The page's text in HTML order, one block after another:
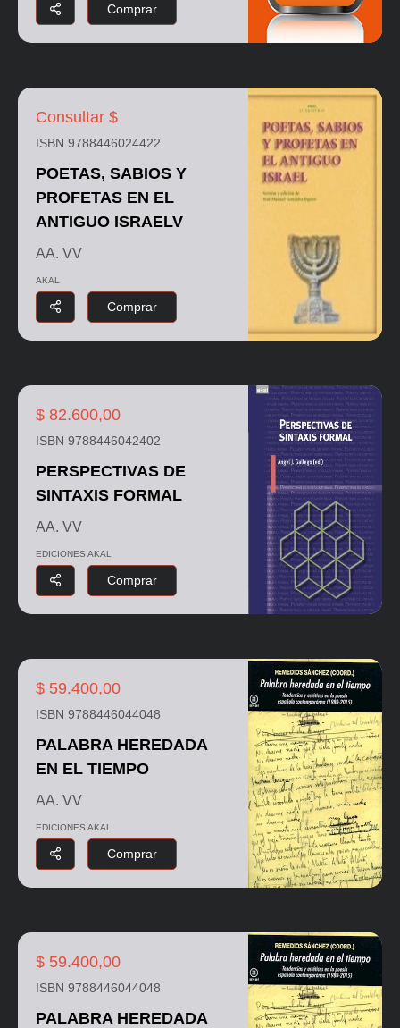
Comprar
Consultar $
ISBN 9788446024422
POETAS, SABIOS Y
PROFETAS EN EL
ANTIGUO ISRAELV
AA. VV
AKAL
Comprar
$ 82.600,00
ISBN 9788446042402
PERSPECTIVAS DE
SINTAXIS FORMAL
AA. VV
EDICIONES AKAL
Comprar
$ 59.400,00
ISBN 9788446044048
PALABRA HEREDADA
EN EL TIEMPO
AA. VV
EDICIONES AKAL
Comprar
$ 59.400,00
ISBN 9788446044048
PALABRA HEREDADA